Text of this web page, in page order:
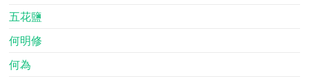
五花鹽
何明修
何為